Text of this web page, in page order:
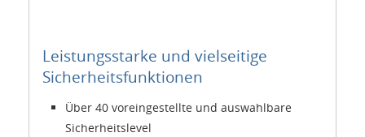
Leistungsstarke und vielseitige
Sicherheitsfunktionen
Über 40 voreingestellte und auswahlbare
Sicherheitslevel